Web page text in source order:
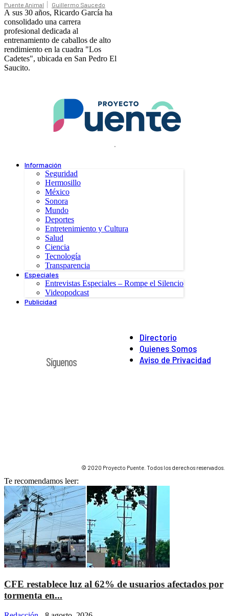
Puente Animal Guillermo Saucedo
A sus 30 años, Ricardo García ha
consolidado una carrera
profesional dedicada al
entrenamiento de caballos de alto
rendimiento en la cuadra "Los
Cadetes", ubicada en San Pedro El
Saucito.
.
Información
Seguridad
Hermosillo
México
Sonora
Mundo
Deportes
Entretenimiento y Cultura
Salud
Ciencia
Tecnología
Transparencia
Especiales
Entrevistas Especiales – Rompe el Silencio
Videopodcast
Publicidad
Directorio
Quienes Somos
Aviso de Privacidad
Síguenos
© 2020 Proyecto Puente. Todos los derechos reservados.
Te recomendamos leer:
CFE restablece luz al 62% de usuarios afectados por
tormenta en...